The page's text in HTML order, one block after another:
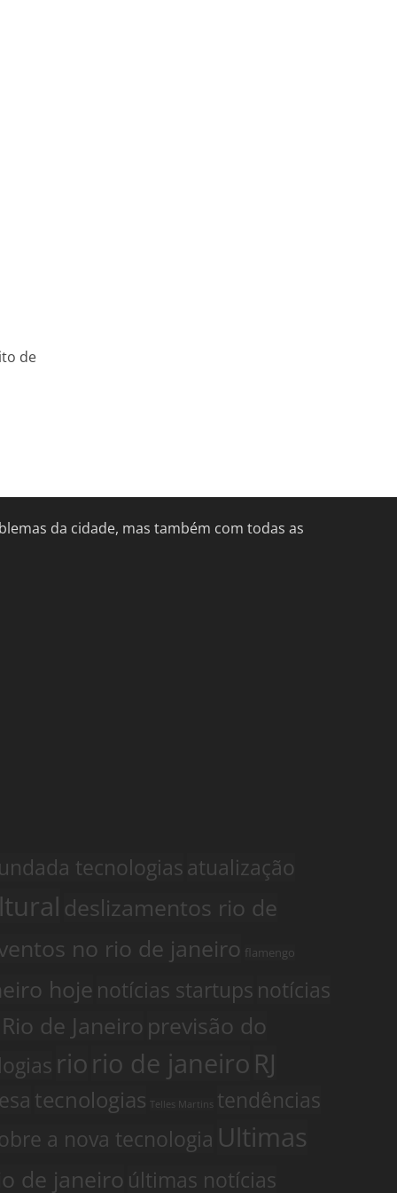
de
da cidade, mas também com todas as
tecnologiasatualização
deslizamentos rio de
no rio de janeiro flamengo
hoje notícias startups notícias
de Janeiro previsão do
rio rio de janeiro RJ
tecnologias Telles Martins tendências
a nova tecnologia Ultimas
de janeiro últimas notícias